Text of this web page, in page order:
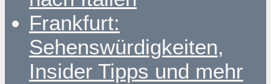
Frankfurt:
Sehenswürdigkeiten,
Insider Tipps und mehr